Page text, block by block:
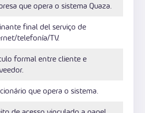
que opera o sistema Quaza.
final del serviço de
telefonía/TV.
formal entre cliente e
que opera o sistema.